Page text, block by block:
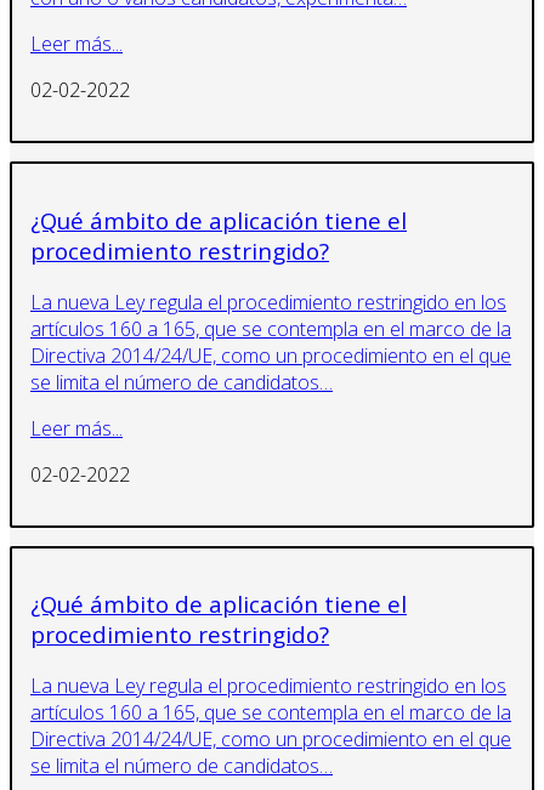
Leer más...
02-02-2022
¿Qué ámbito de aplicación tiene el
procedimiento restringido?
La nueva Ley regula el procedimiento restringido en los
artículos 160 a 165, que se contempla en el marco de la
Directiva 2014/24/UE, como un procedimiento en el que
se limita el número de candidatos…
Leer más...
02-02-2022
¿Qué ámbito de aplicación tiene el
procedimiento restringido?
La nueva Ley regula el procedimiento restringido en los
artículos 160 a 165, que se contempla en el marco de la
Directiva 2014/24/UE, como un procedimiento en el que
se limita el número de candidatos…